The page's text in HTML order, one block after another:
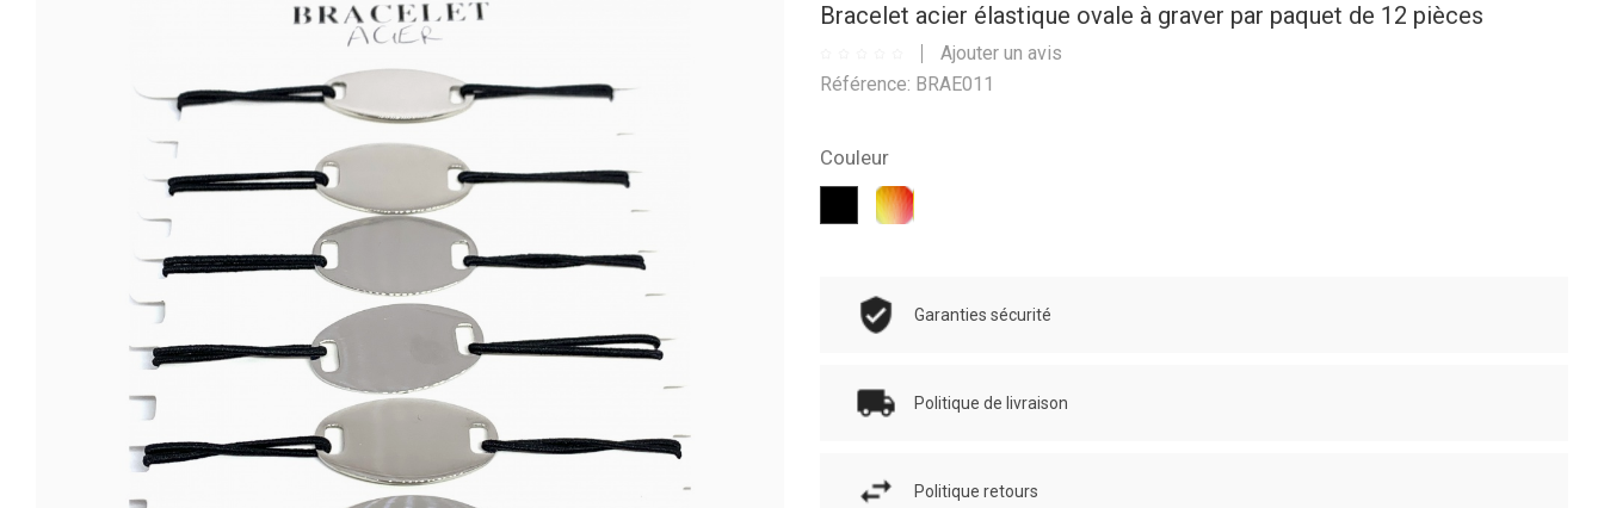
Bracelet acier élastique ovale à graver par paquet de 12 pièces
Ajouter un avis
Référence: BRAE011
Couleur
Multicolore
Garanties sécurité
Politique de livraison
Politique retours